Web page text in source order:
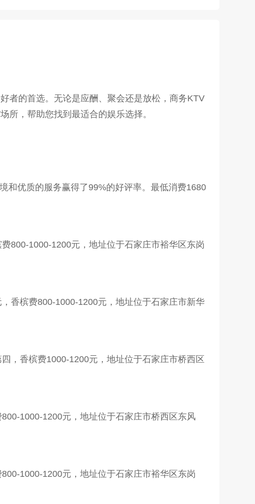
者的首选。无论是应酬、聚会还是放松，商务KTV
所，帮助您找到最适合的娱乐选择。
和优质的服务赢得了99%的好评率。最低消费1680
800-1000-1200元，地址位于石家庄市裕华区东岗
香槟费800-1000-1200元，地址位于石家庄市新华
，香槟费1000-1200元，地址位于石家庄市桥西区
1000-1200元，地址位于石家庄市桥西区东风
1000-1200元，地址位于石家庄市裕华区东岗